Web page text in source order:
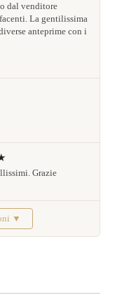
dal venditore
La gentilissima
anteprime con i
Grazie
▼